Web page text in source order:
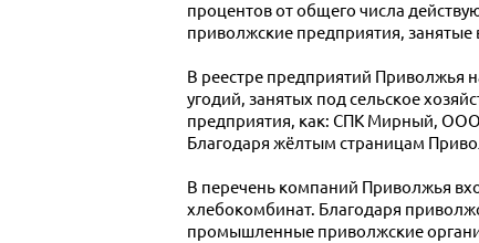
процентов от общего числа
приволжские предприятия,
В реестре предприятий Приволжья
угодий, занятых под сельское
предприятия, как: СПК Мирный,
Благодаря жёлтым страницам
В перечень компаний Приволжья
хлебокомбинат. Благодаря
промышленные приволжские